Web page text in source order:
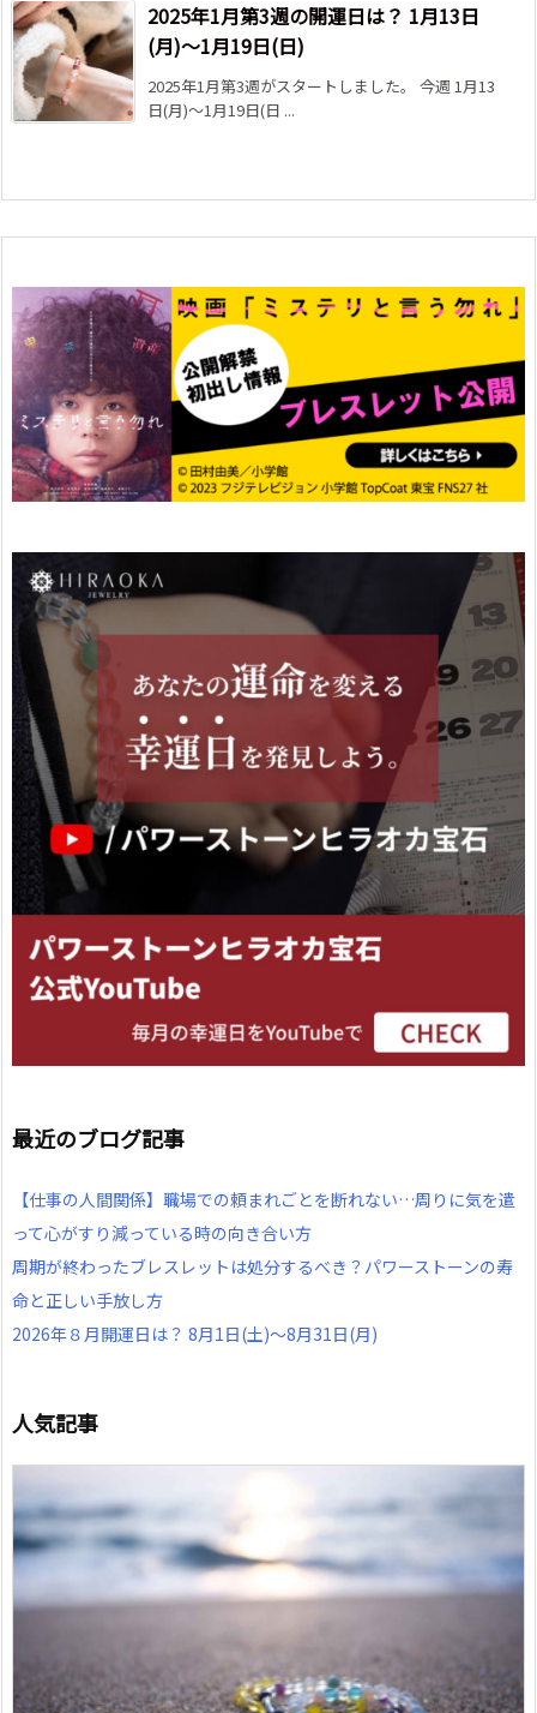
2025年1月第3週の開運日は？ 1月13日
(月)～1月19日(日)
2025年1月第3週がスタートしました。 今週 1月13
日(月)～1月19日(日 ...
最近のブログ記事
【仕事の人間関係】職場での頼まれごとを断れない…周りに気を遣
って心がすり減っている時の向き合い方
周期が終わったブレスレットは処分するべき？パワーストーンの寿
命と正しい手放し方
2026年８月開運日は？ 8月1日(土)～8月31日(月)
人気記事